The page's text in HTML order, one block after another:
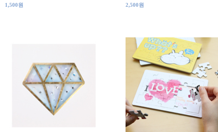
1,500원
2,500원